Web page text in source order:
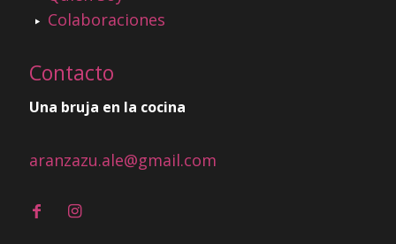
Colaboraciones
Contacto
Una bruja en la cocina
aranzazu.ale@gmail.com